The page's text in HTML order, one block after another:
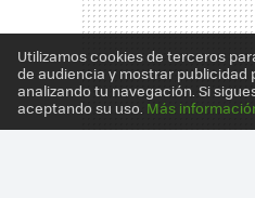
Utilizamos cookies de terceros
de audiencia y mostrar publicidad
analizando tu navegación. Si
aceptando su uso. Más